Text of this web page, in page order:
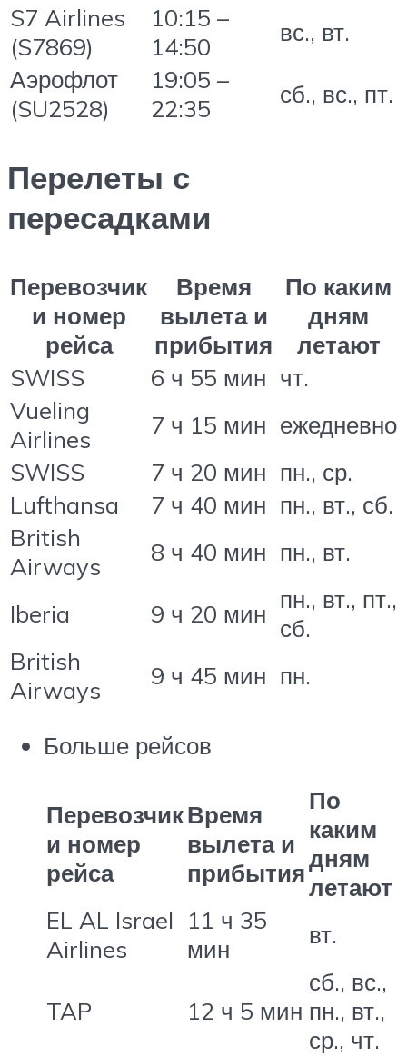
S7 Airlines
(S7869)
10:15 –
14:50
вс., вт.
Аэрофлот
(SU2528)
19:05 –
22:35
сб., вс., пт.
Перелеты с
пересадками
Перевозчик
и номер
рейса
Время
вылета и
прибытия
По каким
дням
летают
SWISS
6 ч 55 мин чт.
Vueling
Airlines
7 ч 15 мин ежедневно
SWISS
7 ч 20 мин пн., ср.
Lufthansa
7 ч 40 мин пн., вт., сб.
British
Airways
8 ч 40 мин пн., вт.
Iberia 9 ч 20 мин пн., вт., пт.,
сб.
British
Airways
9 ч 45 мин пн.
Больше рейсов
Перевозчик
и номер
рейса
Время
вылета и
прибытия
По
каким
дням
летают
EL AL Israel
Airlines
11 ч 35
мин
вт.
TAP 12 ч 5 мин
сб., вс.,
пн., вт.,
ср., чт.